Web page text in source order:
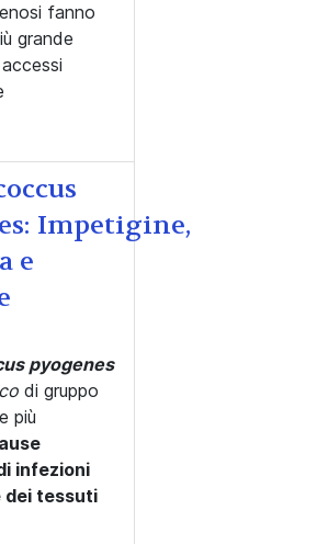
fanno
grande
Impetigine,
e
pyogenes
di gruppo
più
infezioni
dei tessuti